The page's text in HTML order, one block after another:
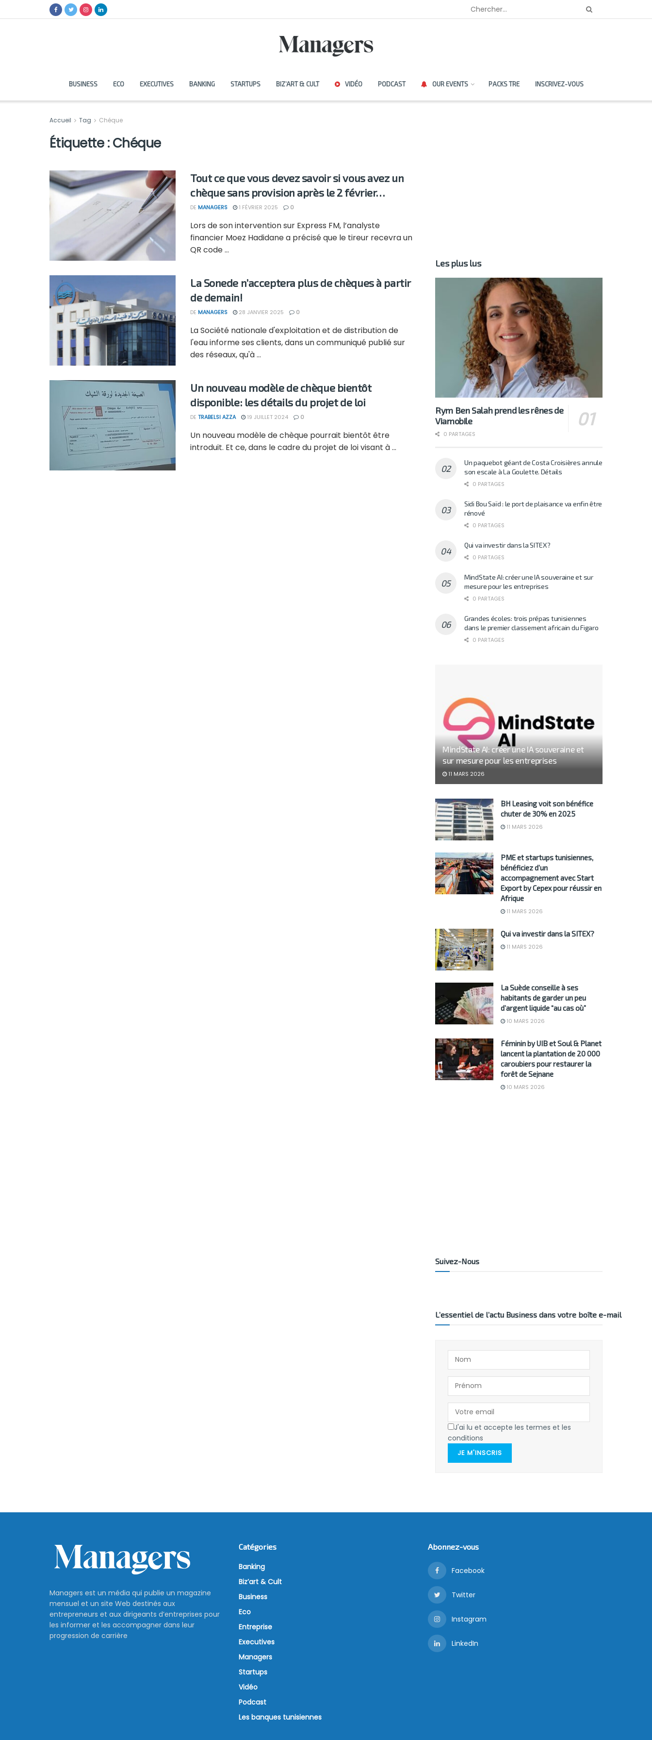
BUSINESS ECO EXECUTIVES BANKING STARTUPS BIZ’ART & CULT VIDÉO PODCAST OUR EVENTS PACKS TRE INSCRIVEZ-VOUS
Accueil Tag Chéque
Étiquette :Chéque
Tout ce que vous devez savoir si vous avez un
chèque sans provision après le 2 février…
DE MANAGERS 1 FÉVRIER 2025 0
Lors de son intervention sur Express FM, l’analyste
financier Moez Hadidane a précisé que le tireur recevra un
QR code ...
La Sonede n’acceptera plus de chèques à partir
de demain!
DE MANAGERS 28 JANVIER 2025 0
La Société nationale d'exploitation et de distribution de
l'eau informe ses clients, dans un communiqué publié sur
des réseaux, qu'à ...
Un nouveau modèle de chèque bientôt
disponible: les détails du projet de loi
DE TRABELSI AZZA 19 JUILLET 2024 0
Un nouveau modèle de chèque pourrait bientôt être
introduit. Et ce, dans le cadre du projet de loi visant à ...
Les plus lus
Rym Ben Salah prend les rênes de
Viamobile
0 PARTAGES
Un paquebot géant de Costa Croisières annule
son escale à La Goulette. Détails
0 PARTAGES
Sidi Bou Saïd : le port de plaisance va enfin être
rénové
0 PARTAGES
Qui va investir dans la SITEX?
0 PARTAGES
MindState AI: créer une IA souveraine et sur
mesure pour les entreprises
0 PARTAGES
Grandes écoles: trois prépas tunisiennes
dans le premier classement africain du Figaro
0 PARTAGES
MindState AI: créer une IA souveraine et
sur mesure pour les entreprises
11 MARS 2026
BH Leasing voit son bénéfice
chuter de 30% en 2025
11 MARS 2026
PME et startups tunisiennes,
bénéficiez d’un
accompagnement avec Start
Export by Cepex pour réussir en
Afrique
11 MARS 2026
Qui va investir dans la SITEX?
11 MARS 2026
La Suède conseille à ses
habitants de garder un peu
d’argent liquide “au cas où”
10 MARS 2026
Féminin by UIB et Soul & Planet
lancent la plantation de 20 000
caroubiers pour restaurer la
forêt de Sejnane
10 MARS 2026
Suivez-Nous
L’essentiel de l’actu Business dans votre boîte e-mail
J'ai lu et accepte les termes et les
conditions
JE M'INSCRIS
Managers est un média qui publie un magazine
mensuel et un site Web destinés aux
entrepreneurs et aux dirigeants d’entreprises pour
les informer et les accompagner dans leur
progression de carrière
Catégories
Banking
Biz’art & Cult
Business
Eco
Entreprise
Executives
Managers
Startups
Vidéo
Podcast
Les banques tunisiennes
Abonnez-vous
Facebook
Twitter
Instagram
LinkedIn